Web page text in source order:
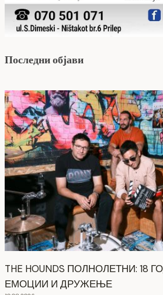
Последни објави
THE HOUNDS ПОЛНОЛЕТНИ: 18
ЕМОЦИИ И ДРУЖЕЊЕ